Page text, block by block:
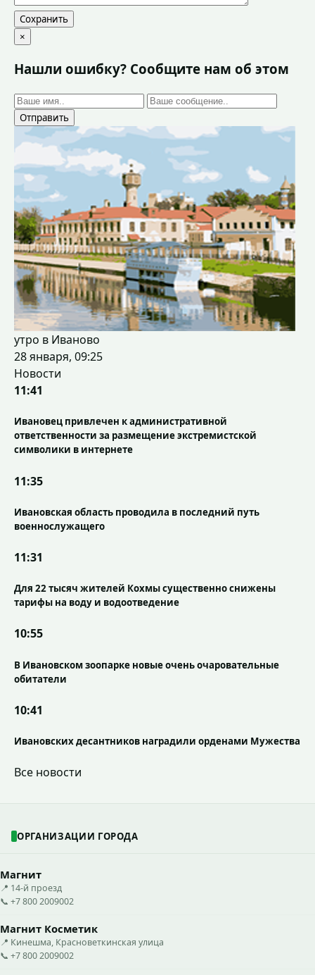
Сохранить
×
Нашли ошибку? Сообщите нам об этом
Отправить
утро в Иваново
28 января, 09:25
Новости
11:41
Ивановец привлечен к административной
ответственности за размещение экстремистской
символики в интернете
11:35
Ивановская область проводила в последний путь
военнослужащего
11:31
Для 22 тысяч жителей Кохмы существенно снижены
тарифы на воду и водоотведение
10:55
В Ивановском зоопарке новые очень очаровательные
обитатели
10:41
Ивановских десантников наградили орденами Мужества
Все новости
ОРГАНИЗАЦИИ ГОРОДА
Магнит
📍 14-й проезд
📞 +7 800 2009002
Магнит Косметик
📍 Кинешма, Красноветкинская улица
📞 +7 800 2009002